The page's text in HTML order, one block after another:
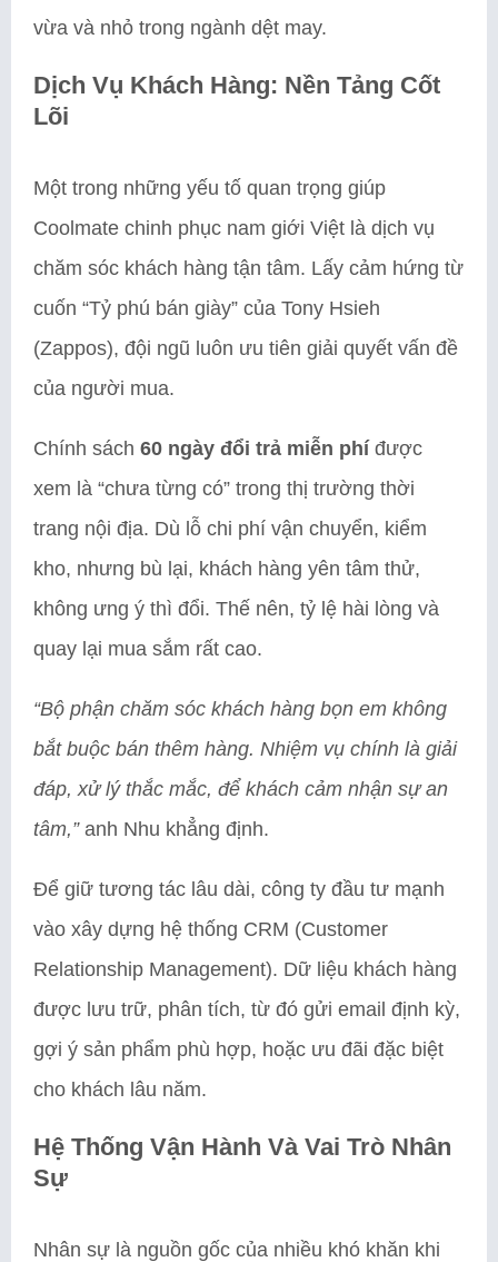
vừa và nhỏ trong ngành dệt may.
Dịch Vụ Khách Hàng: Nền Tảng Cốt
Lõi
Một trong những yếu tố quan trọng giúp
Coolmate chinh phục nam giới Việt là dịch vụ
chăm sóc khách hàng tận tâm. Lấy cảm hứng từ
cuốn “Tỷ phú bán giày” của Tony Hsieh
(Zappos), đội ngũ luôn ưu tiên giải quyết vấn đề
của người mua.
Chính sách 60 ngày đổi trả miễn phíđược
xem là “chưa từng có” trong thị trường thời
trang nội địa. Dù lỗ chi phí vận chuyển, kiểm
kho, nhưng bù lại, khách hàng yên tâm thử,
không ưng ý thì đổi. Thế nên, tỷ lệ hài lòng và
quay lại mua sắm rất cao.
“Bộ phận chăm sóc khách hàng bọn em không
bắt buộc bán thêm hàng. Nhiệm vụ chính là giải
đáp, xử lý thắc mắc, để khách cảm nhận sự an
tâm,”anh Nhu khẳng định.
Để giữ tương tác lâu dài, công ty đầu tư mạnh
vào xây dựng hệ thống CRM (Customer
Relationship Management). Dữ liệu khách hàng
được lưu trữ, phân tích, từ đó gửi email định kỳ,
gợi ý sản phẩm phù hợp, hoặc ưu đãi đặc biệt
cho khách lâu năm.
Hệ Thống Vận Hành Và Vai Trò Nhân
Sự
Nhân sự là nguồn gốc của nhiều khó khăn khi